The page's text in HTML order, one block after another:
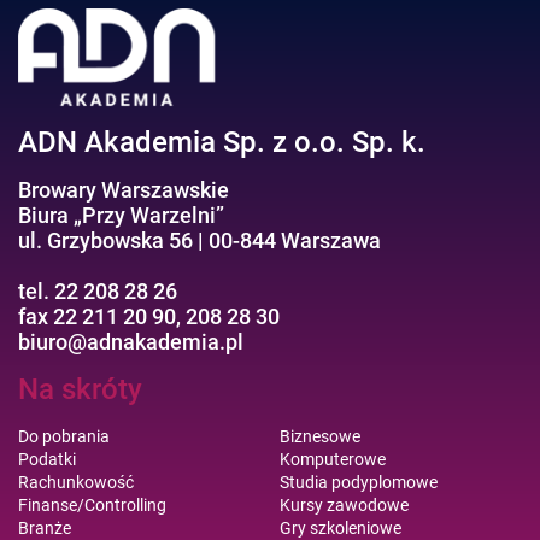
Efektywność osobista//Wellbeing
ADN Akademia Sp. z o.o. Sp. k.
Browary Warszawskie
Biura „Przy Warzelni”
ul. Grzybowska 56 | 00-844 Warszawa
tel. 22 208 28 26
fax 22 211 20 90, 208 28 30
biuro@adnakademia.pl
Na skróty
Do pobrania
Podatki
Rachunkowość
Finanse/Controlling
Branże
Biznesowe
Komputerowe
Studia podyplomowe
Kursy zawodowe
Gry szkoleniowe